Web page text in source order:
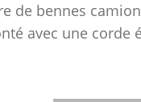
de bennes
avec une corde